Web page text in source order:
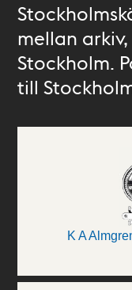
mellan
Stockholm.
till
K A